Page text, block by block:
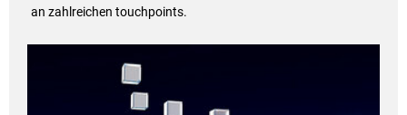
an zahlreichen touchpoints.